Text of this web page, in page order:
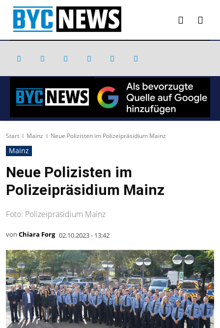
Start Mainz Neue Polizisten im Polizeipräsidium Mainz
Mainz
Neue Polizisten im
Polizeipräsidium Mainz
Foto: Polizeipräsidium Mainz
von Chiara Forg 02.10.2023 - 13:42